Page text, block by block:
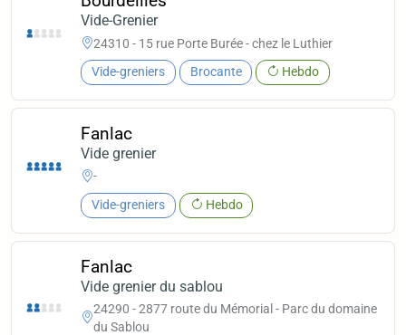
Vide-Grenier
24310 - 15 rue Porte Burée - chez le Luthier
Vide-greniers Brocante Hebdo
Fanlac
Vide grenier
-
Vide-greniers Hebdo
Fanlac
Vide grenier du sablou
24290 - 2877 route du Mémorial - Parc du domaine
du Sablou